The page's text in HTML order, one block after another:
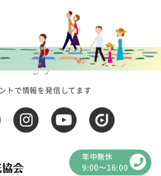
トで情報を発信してます
年中無休
9:00～16:00